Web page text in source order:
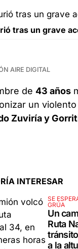
tras un grave
AIRE DIGITAL
de43 años
un
Zuviría y
INTERESAR
SE
GRÚA
Un
Ruta
a la